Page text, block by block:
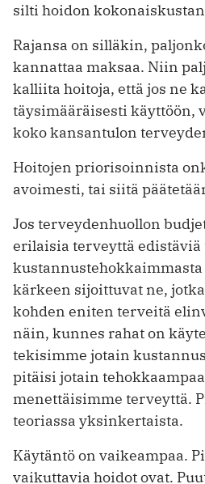
silti hoidon
Rajansa on silläkin,
kannattaa maksaa. Niin
kalliita hoitoja, että jos ne
täysimääräisesti käyttöön,
koko kansantulon
Hoitojen priorisoinnista
avoimesti, tai siitä
Jos terveydenhuollon
erilaisia terveyttä edistäviä
kärkeen sijoittuvat ne,
kohden eniten terveitä
näin, kunnes rahat on
tekisimme jotain
pitäisi jotain
menettäi­simme terveyttä.
teoriassa yksinkertaista.
Käytäntö on vaikeampaa.
vaikut­tavia hoidot ovat.